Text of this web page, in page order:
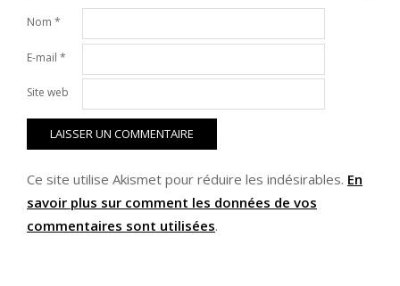
Nom *
E-mail *
Site web
Ce site utilise Akismet pour réduire les indésirables. En
savoir plus sur comment les données de vos
commentaires sont utilisées.